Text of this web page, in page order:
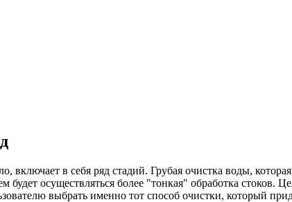
включает в себя ряд стадий. Грубая очистка воды,
осуществляться более "тонкая" обработка стоков.
выбрать именно тот способ очистки, который